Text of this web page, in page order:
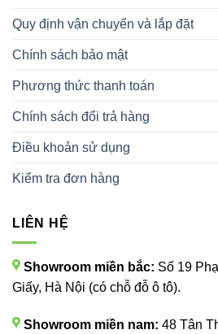
Quy định vận chuyển và lắp đặt
Chính sách bảo mật
Phương thức thanh toán
Chính sách đổi trả hàng
Điều khoản sử dụng
Kiểm tra đơn hàng
LIÊN HỆ
Showroom miền bắc: Số 19
Giấy, Hà Nội (có chỗ đỗ ô tô).
Showroom miền nam: 48 Tân